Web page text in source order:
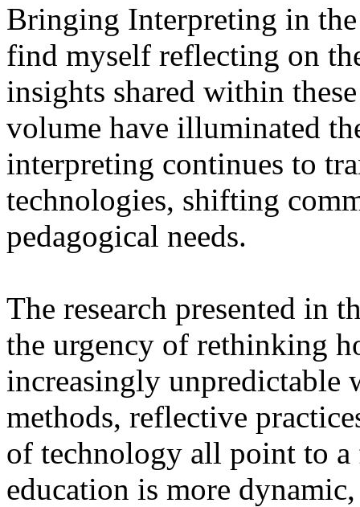
Bringing Interpreting in
find myself reflecting on
insights shared within
volume have illuminated
interpreting continues to
technologies, shifting
pedagogical needs.
The research presented in
the urgency of rethinking
increasingly
methods, reflective
of technology all point to
education is more